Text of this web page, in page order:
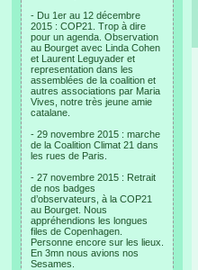
- Du 1er au 12 décembre
2015 : COP21. Trop à dire
pour un agenda. Observation
au Bourget avec Linda Cohen
et Laurent Leguyader et
representation dans les
assemblées de la coalition et
autres associations par Maria
Vives, notre très jeune amie
catalane.
- 29 novembre 2015 : marche
de la Coalition Climat 21 dans
les rues de Paris.
- 27 novembre 2015 : Retrait
de nos badges
d’observateurs, à la COP21
au Bourget. Nous
appréhendions les longues
files de Copenhagen.
Personne encore sur les lieux.
En 3mn nous avions nos
Sesames.